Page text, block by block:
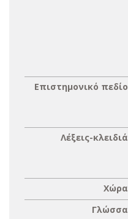
Επιστημονικό πεδίο
Λέξεις-κλειδιά
Χώρα
Γλώσσα